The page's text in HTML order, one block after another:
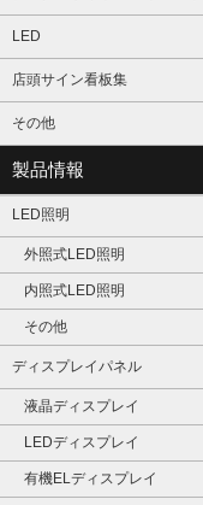
LED
店頭サイン看板集
その他
製品情報
LED照明
外照式LED照明
内照式LED照明
その他
ディスプレイパネル
液晶ディスプレイ
LEDディスプレイ
有機ELディスプレイ